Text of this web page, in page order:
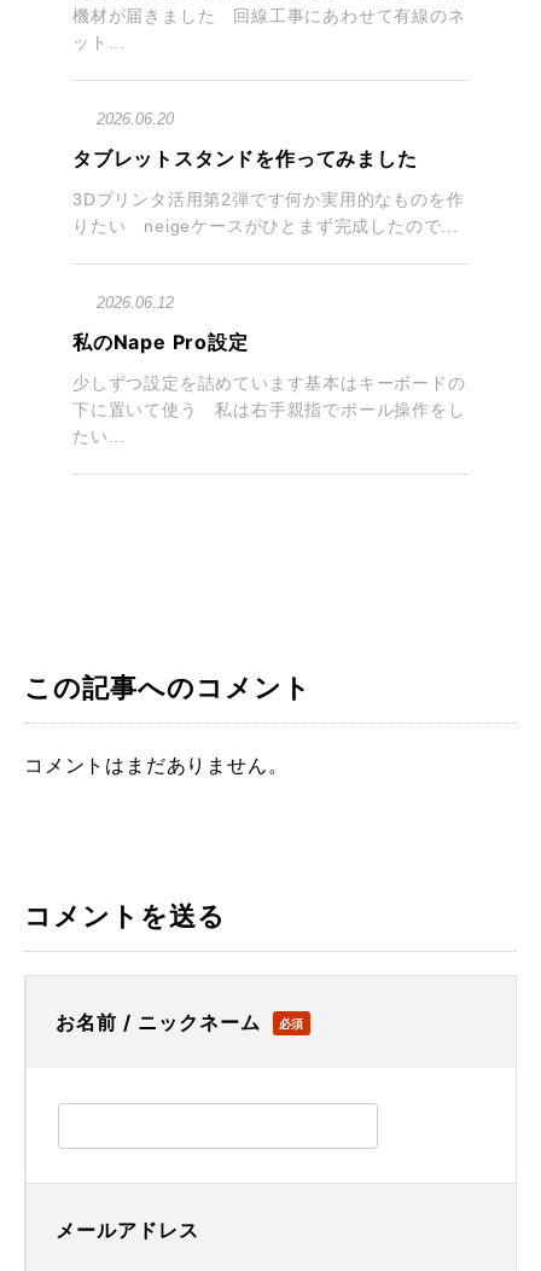
機材が届きました 回線工事にあわせて有線のネ
ット...
2026.06.20
タブレットスタンドを作ってみました
3Dプリンタ活用第2弾です何か実用的なものを作
りたい neigeケースがひとまず完成したので...
2026.06.12
私のNape Pro設定
少しずつ設定を詰めています基本はキーボードの
下に置いて使う 私は右手親指でボール操作をし
たい...
この記事へのコメント
コメントはまだありません。
コメントを送る
お名前 / ニックネーム 必須
メールアドレス